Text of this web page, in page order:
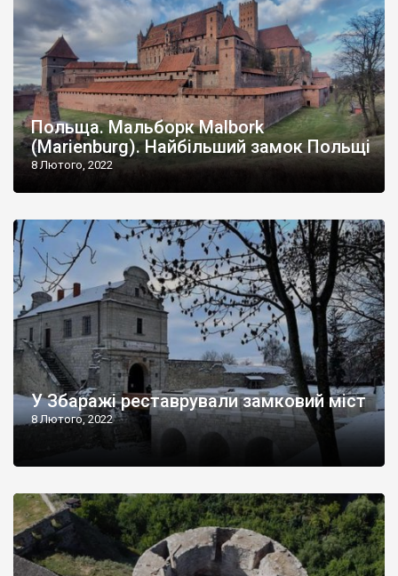
Польща. Мальборк Malbork
(Marienburg). Найбільший замок Польщі
8 Лютого, 2022
У Збаражі реставрували замковий міст
8 Лютого, 2022